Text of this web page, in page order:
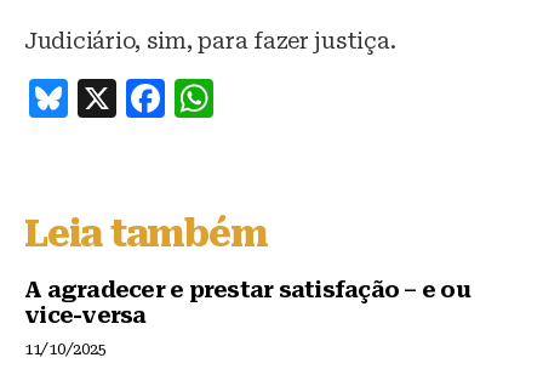
Judiciário, sim, para fazer justiça.
B
s
k
y
X
F
e
b
o
s
A
p
Leia também
A agradecer e prestar satisfação – e ou
vice-versa
11/10/2025